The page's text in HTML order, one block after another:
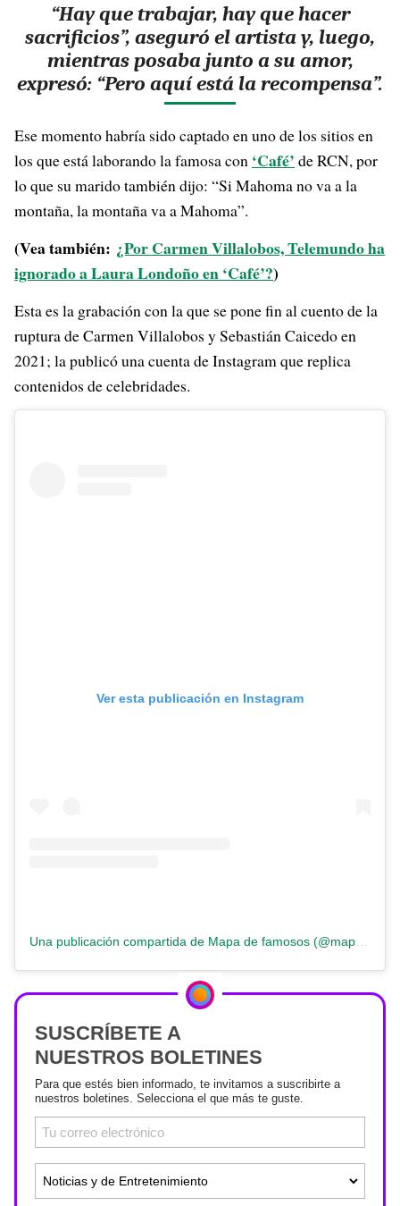
“Hay que trabajar, hay que hacer
sacrificios”, aseguró el artista y, luego,
mientras posaba junto a su amor,
expresó: “Pero aquí está la recompensa”.
Ese momento habría sido captado en uno de los sitios en
los que está laborando la famosa con ‘Café’ de RCN, por
lo que su marido también dijo: “Si Mahoma no va a la
montaña, la montaña va a Mahoma”.
(Vea también: ¿Por Carmen Villalobos, Telemundo ha
ignorado a Laura Londoño en ‘Café’?)
Esta es la grabación con la que se pone fin al cuento de la
ruptura de Carmen Villalobos y Sebastián Caicedo en
2021; la publicó una cuenta de Instagram que replica
contenidos de celebridades.
Ver esta publicación en Instagram
SUSCRÍBETE A
NUESTROS BOLETINES
Para que estés bien informado, te invitamos a suscribirte a
nuestros boletines. Selecciona el que más te guste.